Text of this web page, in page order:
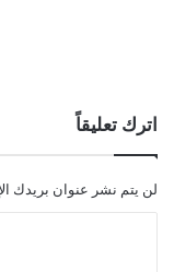
اترك تعليقاً
لن يتم نشر عنوان بريدك